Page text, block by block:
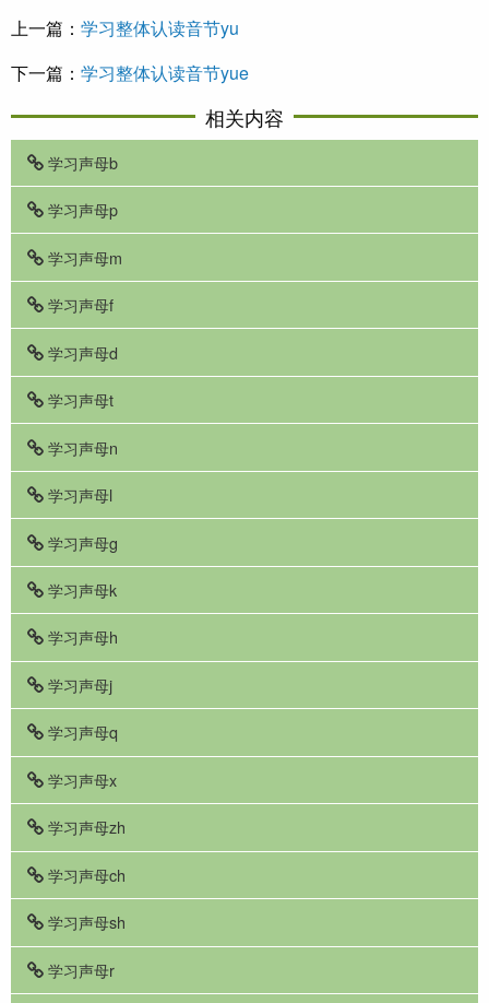
上一篇： 学习整体认读音节yu
下一篇： 学习整体认读音节yue
相关内容
学习声母b
学习声母p
学习声母m
学习声母f
学习声母d
学习声母t
学习声母n
学习声母l
学习声母g
学习声母k
学习声母h
学习声母j
学习声母q
学习声母x
学习声母zh
学习声母ch
学习声母sh
学习声母r